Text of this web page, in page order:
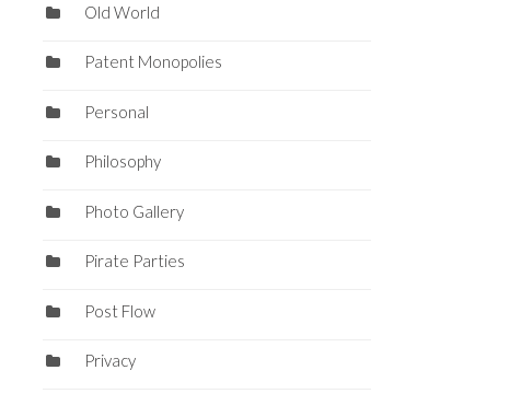
Old World
Patent Monopolies
Personal
Philosophy
Photo Gallery
Pirate Parties
Post Flow
Privacy